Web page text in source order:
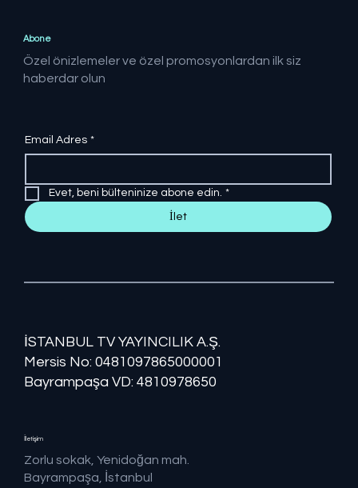
Abone
Özel önizlemeler ve özel promosyonlardan ilk siz
haberdar olun
Email Adres *
Evet, beni bülteninize abone edin. *
İlet
İSTANBUL TV YAYINCILIK A.Ş.
Mersis No: ​​0481097865000001
Bayrampaşa VD: 4810978650
İletişim
Zorlu sokak, Yenidoğan mah.
Bayrampaşa, İstanbul